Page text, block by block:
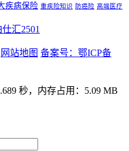
疾病保险 重疾险知识 防癌险 高端医疗
汇2501
网站地图 备案号：鄂ICP备
秒，内存占用：5.09 MB